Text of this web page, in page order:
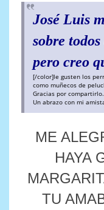
José Luis
sobre
pero creo
[/color]le gusten los
como muñecos de
Gracias por compartirlo.
Un abrazo con mi
ME
HAYA
TU